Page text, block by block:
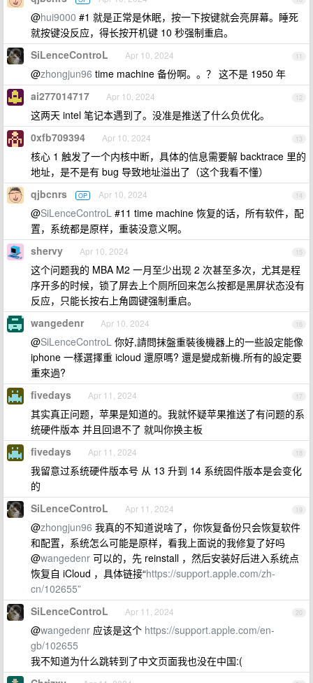
@hui9000 #1 就是正常是休眠，按一下按键就会亮屏幕。睡死
就按键没反应，得长按开机键 10 秒强制重启。
11
SiLenceControL Apr 10, 2024
@zhongjun96 time machine 备份啊。。？ 这不是 1950 年
12
ai277014717 Apr 10, 2024
这两天 intel 笔记本遇到了。没准是推送了什么负优化。
13
0xfb709394 Apr 10, 2024
核心 1 触发了一个内核中断，具体的信息需要解 backtrace 里的
地址，是不是有 bug 导致地址溢出了（这个我看不懂）
14
qjbcnrs OP Apr 10, 2024
@SiLenceControL #11 time machine 恢复的话，所有软件，配
置，系统都是原样，重装没意义啊。
15
shervy Apr 10, 2024
这个问题我的 MBA M2 一月至少出现 2 次甚至多次，尤其是程
序开多的时候，锁了屏去上个厕所回来怎么按都是黑屏状态没有
反应，只能长按右上角圆键强制重启。
16
wangedenr Apr 10, 2024
@SiLenceControL 你好,請問抹盤重裝後機器上的一些設定能像
iphone 一樣選擇重 icloud 還原嗎? 還是變成新機.所有的設定要
重來過?
17
fivedays Apr 11, 2024
其实真正问题，苹果是知道的。我就怀疑苹果推送了有问题的系
统硬件版本 并且回退不了 就叫你换主板
18
fivedays Apr 11, 2024
我留意过系统硬件版本号 从 13 升到 14 系统固件版本是会变化
的
19
SiLenceControL Apr 11, 2024
@zhongjun96 我真的不知道说啥了，你恢复备份只会恢复软件
和配置，系统怎么可能是原样，看我上面说的我修复了好吗
@wangedenr 可以的，先 reinstall ，然后安装好后进入系统点
恢复自 iCloud ，具体链接“https://support.apple.com/zh-
cn/102655”
20
SiLenceControL Apr 11, 2024
@wangedenr 应该是这个 https://support.apple.com/en-
gb/102655
我不知道为什么跳转到了中文页面我也没在中国:(